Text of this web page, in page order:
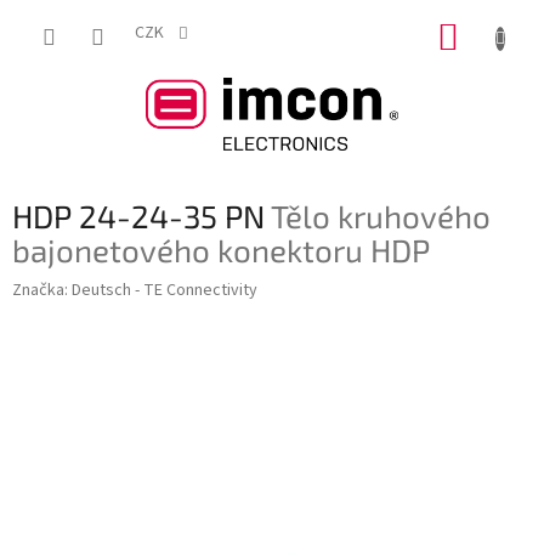
CZK
HDP 24-24-35 PN Tělo kruhového
bajonetového konektoru HDP
Značka: Deutsch - TE Connectivity